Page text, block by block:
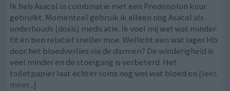
Ik heb Asacol in combinatie met een Prednisolon kuur
gebruikt. Momenteel gebruik ik alleen nog Asacol als
onderhouds (dosis) medicatie. Ik voel mij wel wat minder
fit en ben relatief sneller moe. Wellicht een wat lager Hb
door het bloedverlies via de darmen? De winderigheid is
veel minder en de stoelgang is verbeterd. Het
toiletpapier laat echter soms nog wel wat bloed en [lees
meer...]